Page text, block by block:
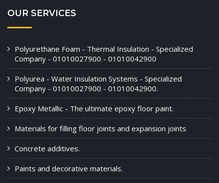
OUR SERVICES
Polyurethane Foam - Thermal Insulation - Specialized
Company - 01010027900 - 01010042900
Polyurea - Water Insulation Systems - Specialized
Company - 01010027900 - 01010042900.
Epoxy Metallic - The ultimate epoxy floor paint.
Materials for filling floor joints and expansion joints
Concrete additives.
Paints and decorative materials.